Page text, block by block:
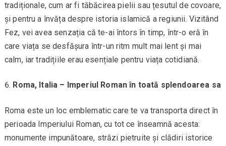
tradiționale, cum ar fi tăbăcirea pielii sau țesutul de covoare,
și pentru a învăța despre istoria islamică a regiunii. Vizitând
Fez, vei avea senzația că te-ai întors în timp, într-o eră în
care viața se desfășura într-un ritm mult mai lent și mai
calm, iar tradițiile erau esențiale pentru viața cotidiană.
Roma, Italia – Imperiul Roman în toată splendoarea sa
Roma este un loc emblematic care te va transporta direct în
perioada Imperiului Roman, cu tot ce înseamnă acesta:
monumente impunătoare, străzi pietruite și clădiri istorice